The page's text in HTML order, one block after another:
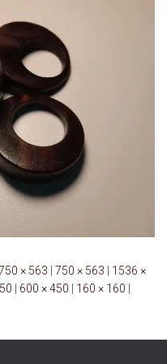
× 563 | 750 × 563 | 1536 ×
| 600 × 450 | 160 × 160 |